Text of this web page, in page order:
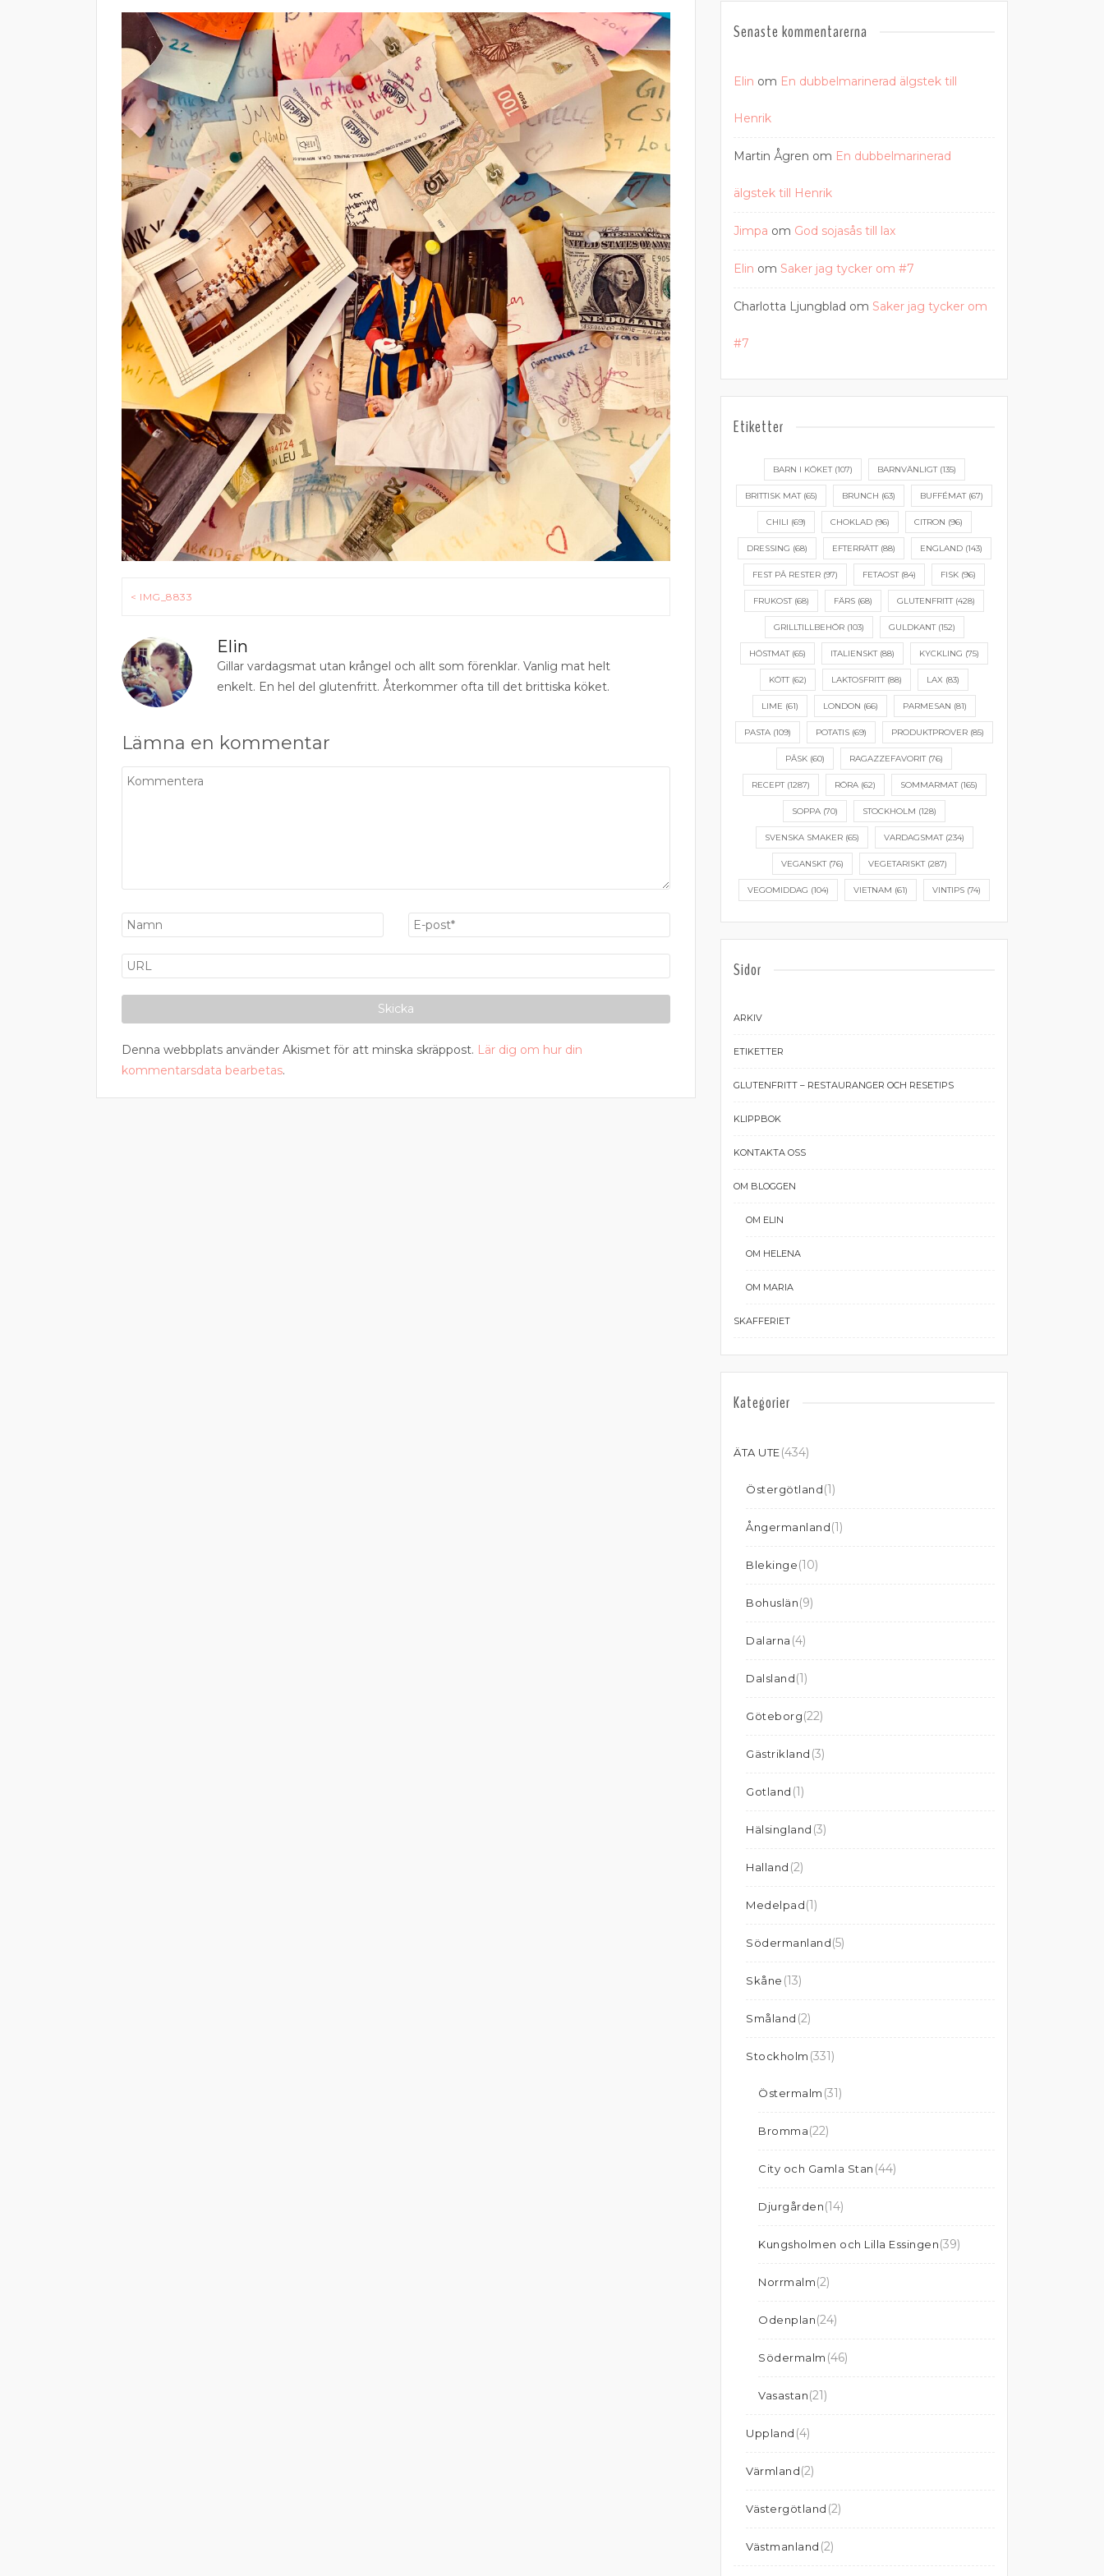
Inläggsnavigering
< IMG_8833
Elin
Gillar vardagsmat utan krångel och allt som förenklar. Vanlig mat helt
enkelt. En hel del glutenfritt. Återkommer ofta till det brittiska köket.
Lämna en kommentar
Denna webbplats använder Akismet för att minska skräppost. Lär dig om hur din
kommentarsdata bearbetas.
Senaste kommentarerna
Elin om En dubbelmarinerad älgstek till
Henrik
Martin Ågren om En dubbelmarinerad
älgstek till Henrik
Jimpa om God sojasås till lax
Elin om Saker jag tycker om #7
Charlotta Ljungblad om Saker jag tycker om
#7
Etiketter
BARN I KÖKET(107) BARNVÄNLIGT(135)
BRITTISK MAT(65) BRUNCH (63) BUFFÉMAT(67)
CHILI (69) CHOKLAD(96) CITRON (96)
DRESSING (68) EFTERRÄTT(88) ENGLAND(143)
FEST PÅ RESTER (97) FETAOST(84) FISK (96)
FRUKOST(68) FÄRS (68) GLUTENFRITT(428)
GRILLTILLBEHÖR(103) GULDKANT(152)
HÖSTMAT(65) ITALIENSKT(88) KYCKLING (75)
KÖTT(62) LAKTOSFRITT(88) LAX (83)
LIME (61) LONDON (66) PARMESAN (81)
PASTA (109) POTATIS (69) PRODUKTPROVER (85)
PÅSK (60) RAGAZZEFAVORIT(76)
RECEPT(1287) RÖRA(62) SOMMARMAT(165)
SOPPA (70) STOCKHOLM (128)
SVENSKA SMAKER(65) VARDAGSMAT(234)
VEGANSKT(76) VEGETARISKT(287)
VEGOMIDDAG (104) VIETNAM (61) VINTIPS (74)
Sidor
ARKIV
ETIKETTER
GLUTENFRITT – RESTAURANGER OCH RESETIPS
KLIPPBOK
KONTAKTA OSS
OM BLOGGEN
OM ELIN
OM HELENA
OM MARIA
SKAFFERIET
Kategorier
ÄTA UTE(434)
Östergötland(1)
Ångermanland(1)
Blekinge(10)
Bohuslän(9)
Dalarna (4)
Dalsland(1)
Göteborg(22)
Gästrikland (3)
Gotland (1)
Hälsingland (3)
Halland (2)
Medelpad(1)
Södermanland(5)
Skåne (13)
Småland (2)
Stockholm (331)
Östermalm (31)
Bromma(22)
City och Gamla Stan (44)
Djurgården(14)
Kungsholmen och Lilla Essingen(39)
Norrmalm(2)
Odenplan(24)
Södermalm (46)
Vasastan(21)
Uppland (4)
Värmland(2)
Västergötland (2)
Västmanland (2)